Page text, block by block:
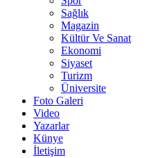
Sağlık
Magazin
Kültür Ve Sanat
Ekonomi
Siyaset
Turizm
Üniversite
Foto Galeri
Video
Yazarlar
Künye
İletişim